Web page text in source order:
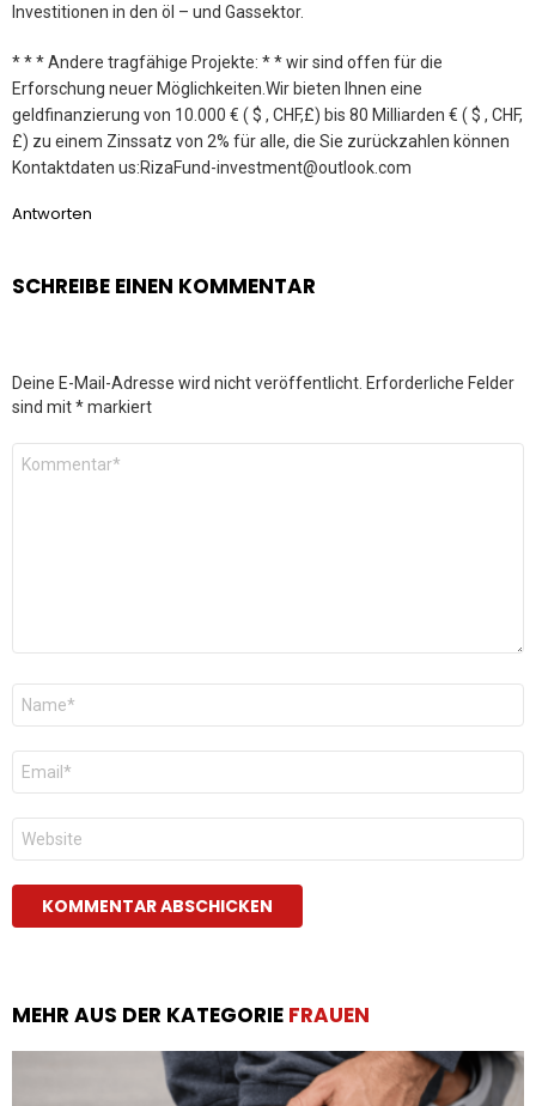
Investitionen in den öl – und Gassektor.
* * * Andere tragfähige Projekte: * * wir sind offen für die
Erforschung neuer Möglichkeiten.Wir bieten Ihnen eine
geldfinanzierung von 10.000 € ( $ , CHF,£) bis 80 Milliarden € ( $ , CHF,
£) zu einem Zinssatz von 2% für alle, die Sie zurückzahlen können
Kontaktdaten us:RizaFund-investment@outlook.com
Antworten
SCHREIBE EINEN KOMMENTAR
Deine E-Mail-Adresse wird nicht veröffentlicht. Erforderliche Felder
sind mit*markiert
Kommentar
Name
E-
Mail
*
Website
MEHR AUS DER KATEGORIE FRAUEN